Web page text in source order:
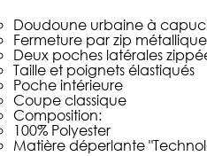
Doudoune urbaine à
Fermeture par zip métallique
Deux poches latérales
Taille et poignets élastiqués
Poche intérieure
Coupe classique
Composition:
100% Polyester
Matière déperlante